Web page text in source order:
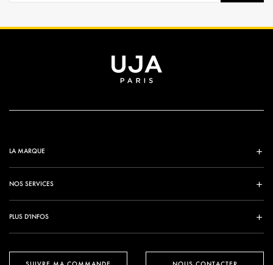
LA MARQUE
NOS SERVICES
PLUS D'INFOS